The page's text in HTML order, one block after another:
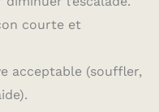
courte et
acceptable (souffler,